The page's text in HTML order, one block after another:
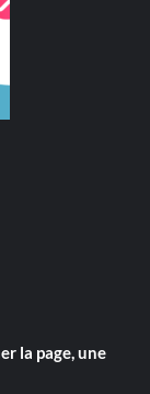
la page, une